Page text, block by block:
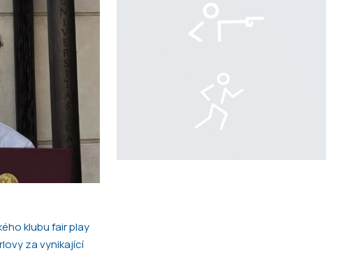
klubu fair play
za vynikající